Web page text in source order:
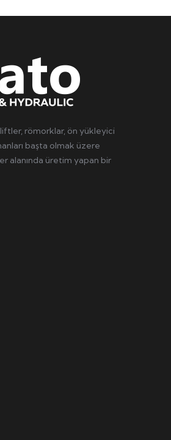
römorklar, ön yükleyici
başta olmak üzere
alanında üretim yapan bir